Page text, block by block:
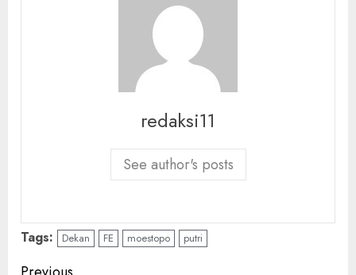
redaksi11
See author's posts
Tags: Dekan FE moestopo putri